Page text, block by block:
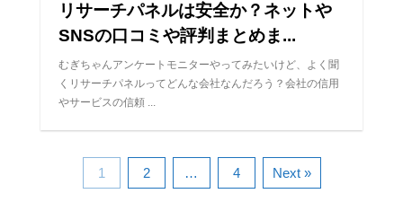
リサーチパネルは安全か？ネットや
SNSの口コミや評判まとめま...
むぎちゃんアンケートモニターやってみたいけど、よく聞
くリサーチパネルってどんな会社なんだろう？会社の信用
やサービスの信頼 ...
1 2 … 4 Next »